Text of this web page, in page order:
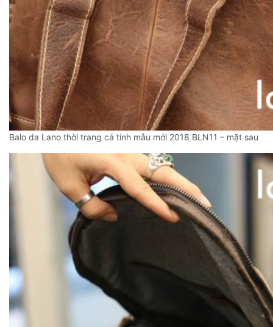
Balo da Lano thời trang cá tính mẫu mới 2018 BLN11 – mặt sau